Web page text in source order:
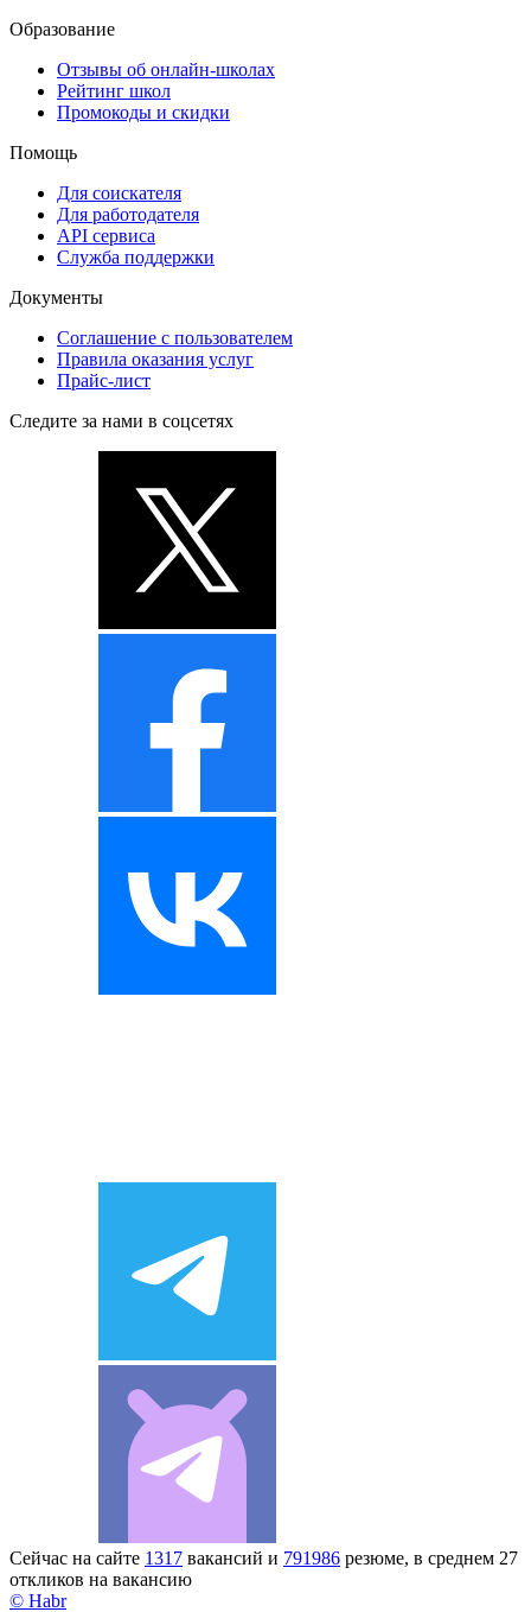
Образование
Отзывы об онлайн-школах
Рейтинг школ
Промокоды и скидки
Помощь
Для соискателя
Для работодателя
API сервиса
Служба поддержки
Документы
Соглашение с пользователем
Правила оказания услуг
Прайс-лист
Следите за нами в соцсетях
Сейчас на сайте 1317 вакансий и 791986 резюме, в среднем 27
откликов на вакансию
© Habr